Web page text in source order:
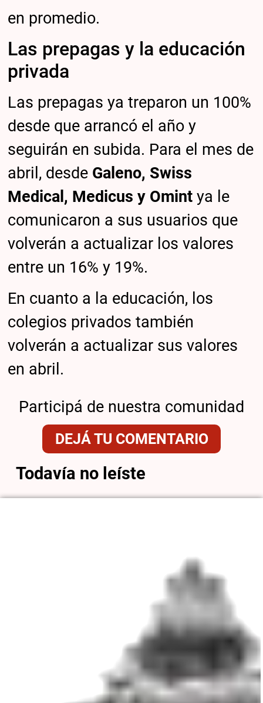
en promedio.
Las prepagas y la educación
privada
Las prepagas ya treparon un 100%
desde que arrancó el año y
seguirán en subida. Para el mes de
abril, desde Galeno, Swiss
Medical, Medicus y Omint ya le
comunicaron a sus usuarios que
volverán a actualizar los valores
entre un 16% y 19%.
En cuanto a la educación, los
colegios privados también
volverán a actualizar sus valores
en abril.
Participá de nuestra comunidad
DEJÁ TU COMENTARIO
Todavía no leíste